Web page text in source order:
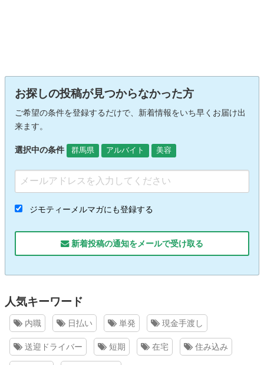
お探しの投稿が見つからなかった方
ご希望の条件を登録するだけで、新着情報をいち早くお届け出
来ます。
選択中の条件 群馬県 アルバイト 美容
ジモティーメルマガにも登録する
新着投稿の通知をメールで受け取る
人気キーワード
内職 日払い 単発 現金手渡し
送迎ドライバー 短期 在宅 住み込み